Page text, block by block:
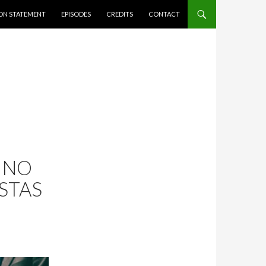
STATEMENT EPISODES CREDITS CONTACT